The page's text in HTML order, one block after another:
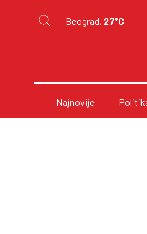
Beograd, 27°C
Najnovije